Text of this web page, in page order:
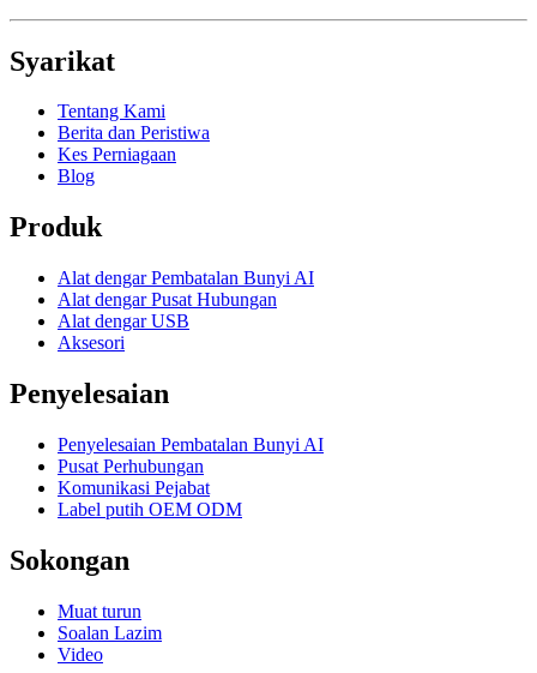
Syarikat
Tentang Kami
Berita dan Peristiwa
Kes Perniagaan
Blog
Produk
Alat dengar Pembatalan Bunyi AI
Alat dengar Pusat Hubungan
Alat dengar USB
Aksesori
Penyelesaian
Penyelesaian Pembatalan Bunyi AI
Pusat Perhubungan
Komunikasi Pejabat
Label putih OEM ODM
Sokongan
Muat turun
Soalan Lazim
Video